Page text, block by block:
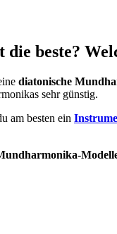
beste?
diatonische
sehr günstig.
am besten ein